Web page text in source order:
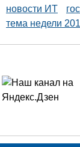
новости ИТ
тема недели